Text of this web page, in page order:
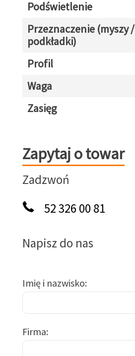
Podświetlenie
Przeznaczenie (myszy /
podkładki)
Profil
Waga
Zasięg
Zapytaj o towar
Zapytaj o towar
Zadzwoń
52 326 00 81
Napisz do nas
Imię i nazwisko
Firma